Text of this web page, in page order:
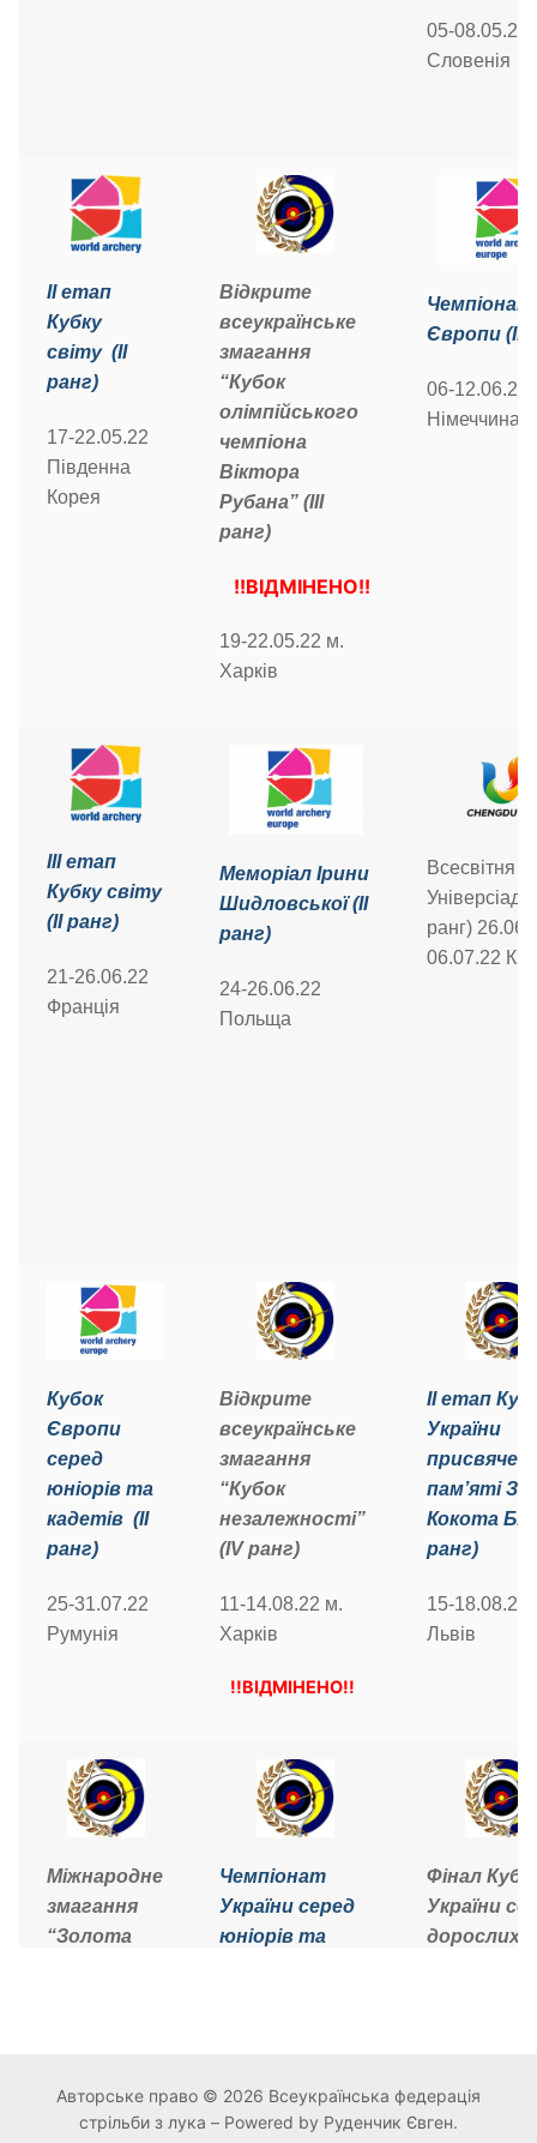
05-08.05.22
Словенія
ІІ етап
Кубку
світу (ІІ
ранг)
17-22.05.22
Південна
Корея
Відкрите
всеукраїнське
змагання
“Кубок
олімпійського
чемпіона
Віктора
Рубана” (ІІІ
ранг)
!!ВІДМІНЕНО!!
19-22.05.22 м.
Харків
Чемпіонат
Європи (ІІ
06-12.06.22
Німеччина
ІІІ етап
Кубку світу
(ІІ ранг)
21-26.06.22
Франція
Меморіал Ірини
Шидловської (ІІ
ранг)
24-26.06.22
Польща
Всесвітня
Універсіада
ранг) 26.06-
06.07.22
Кубок
Європи
серед
юніорів та
кадетів (II
ранг)
25-31.07.22
Румунія
Відкрите
всеукраїнське
змагання
“Кубок
незалежності”
(ІV ранг)
11-14.08.22 м.
Харків
!!ВІДМІНЕНО!!
ІІ етап
України
пам’яті
Кокота Б.З.
ранг)
15-18.08.22
Львів
Міжнародне
змагання
“Золота
(ІІ ранг)
Чемпіонат
України серед
юніорів та
Фінал
України
дорослих
Авторське право © 2026 Всеукраїнська федерація
стрільби з лука – Powered by Руденчик Євген.